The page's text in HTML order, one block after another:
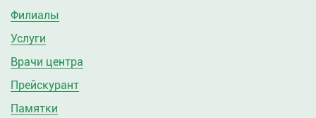
Филиалы
Услуги
Врачи центра
Прейскурант
Памятки